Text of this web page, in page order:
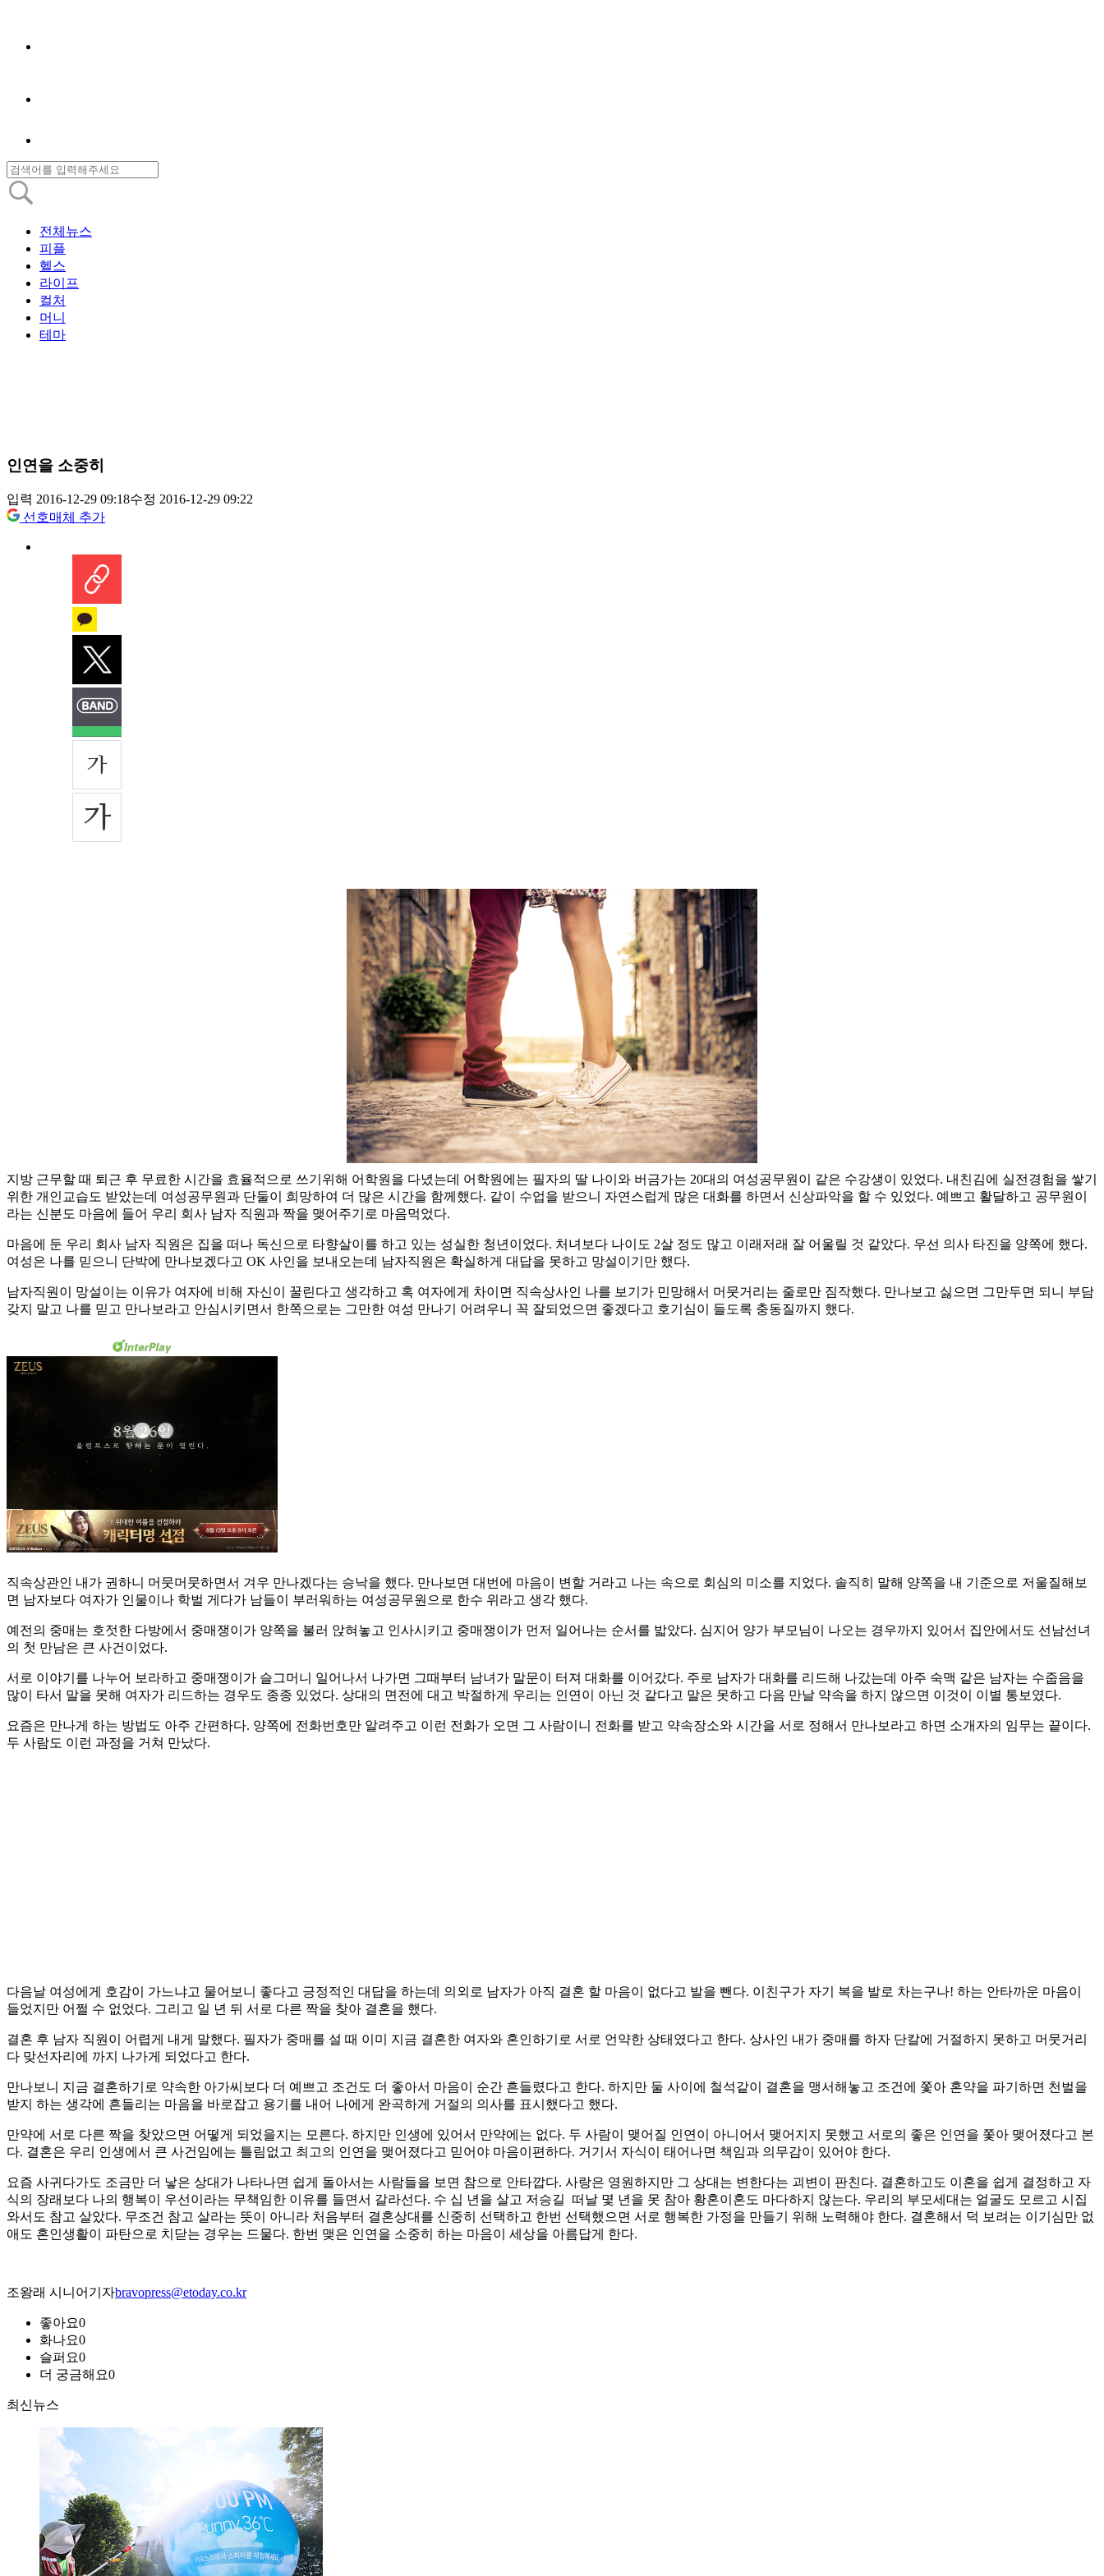
전체뉴스
피플
헬스
라이프
컬처
머니
테마
인연을 소중히
입력 2016-12-29 09:18수정 2016-12-29 09:22
선호매체 추가
지방 근무할 때 퇴근 후 무료한 시간을 효율적으로 쓰기위해 어학원을 다녔는데 어학원에는 필자의 딸 나이와 버금가는 20대의 여성공무원이 같은 수강생이 있었다. 내친김에 실전경험을 쌓기
위한 개인교습도 받았는데 여성공무원과 단둘이 희망하여 더 많은 시간을 함께했다. 같이 수업을 받으니 자연스럽게 많은 대화를 하면서 신상파악을 할 수 있었다. 예쁘고 활달하고 공무원이
라는 신분도 마음에 들어 우리 회사 남자 직원과 짝을 맺어주기로 마음먹었다.
마음에 둔 우리 회사 남자 직원은 집을 떠나 독신으로 타향살이를 하고 있는 성실한 청년이었다. 처녀보다 나이도 2살 정도 많고 이래저래 잘 어울릴 것 같았다. 우선 의사 타진을 양쪽에 했다.
여성은 나를 믿으니 단박에 만나보겠다고 OK 사인을 보내오는데 남자직원은 확실하게 대답을 못하고 망설이기만 했다.
남자직원이 망설이는 이유가 여자에 비해 자신이 꿀린다고 생각하고 혹 여자에게 차이면 직속상사인 나를 보기가 민망해서 머뭇거리는 줄로만 짐작했다. 만나보고 싫으면 그만두면 되니 부담
갖지 말고 나를 믿고 만나보라고 안심시키면서 한쪽으로는 그만한 여성 만나기 어려우니 꼭 잘되었으면 좋겠다고 호기심이 들도록 충동질까지 했다.
직속상관인 내가 권하니 머뭇머뭇하면서 겨우 만나겠다는 승낙을 했다. 만나보면 대번에 마음이 변할 거라고 나는 속으로 회심의 미소를 지었다. 솔직히 말해 양쪽을 내 기준으로 저울질해보
면 남자보다 여자가 인물이나 학벌 게다가 남들이 부러워하는 여성공무원으로 한수 위라고 생각 했다.
예전의 중매는 호젓한 다방에서 중매쟁이가 양쪽을 불러 앉혀놓고 인사시키고 중매쟁이가 먼저 일어나는 순서를 밟았다. 심지어 양가 부모님이 나오는 경우까지 있어서 집안에서도 선남선녀
의 첫 만남은 큰 사건이었다.
서로 이야기를 나누어 보라하고 중매쟁이가 슬그머니 일어나서 나가면 그때부터 남녀가 말문이 터져 대화를 이어갔다. 주로 남자가 대화를 리드해 나갔는데 아주 숙맥 같은 남자는 수줍음을
많이 타서 말을 못해 여자가 리드하는 경우도 종종 있었다. 상대의 면전에 대고 박절하게 우리는 인연이 아닌 것 같다고 말은 못하고 다음 만날 약속을 하지 않으면 이것이 이별 통보였다.
요즘은 만나게 하는 방법도 아주 간편하다. 양쪽에 전화번호만 알려주고 이런 전화가 오면 그 사람이니 전화를 받고 약속장소와 시간을 서로 정해서 만나보라고 하면 소개자의 임무는 끝이다.
두 사람도 이런 과정을 거쳐 만났다.
다음날 여성에게 호감이 가느냐고 물어보니 좋다고 긍정적인 대답을 하는데 의외로 남자가 아직 결혼 할 마음이 없다고 발을 뺀다. 이친구가 자기 복을 발로 차는구나! 하는 안타까운 마음이
들었지만 어쩔 수 없었다. 그리고 일 년 뒤 서로 다른 짝을 찾아 결혼을 했다.
결혼 후 남자 직원이 어렵게 내게 말했다. 필자가 중매를 설 때 이미 지금 결혼한 여자와 혼인하기로 서로 언약한 상태였다고 한다. 상사인 내가 중매를 하자 단칼에 거절하지 못하고 머뭇거리
다 맞선자리에 까지 나가게 되었다고 한다.
만나보니 지금 결혼하기로 약속한 아가씨보다 더 예쁘고 조건도 더 좋아서 마음이 순간 흔들렸다고 한다. 하지만 둘 사이에 철석같이 결혼을 맹서해놓고 조건에 쫓아 혼약을 파기하면 천벌을
받지 하는 생각에 흔들리는 마음을 바로잡고 용기를 내어 나에게 완곡하게 거절의 의사를 표시했다고 했다.
만약에 서로 다른 짝을 찾았으면 어떻게 되었을지는 모른다. 하지만 인생에 있어서 만약에는 없다. 두 사람이 맺어질 인연이 아니어서 맺어지지 못했고 서로의 좋은 인연을 쫓아 맺어졌다고 본
다. 결혼은 우리 인생에서 큰 사건임에는 틀림없고 최고의 인연을 맺어졌다고 믿어야 마음이편하다. 거기서 자식이 태어나면 책임과 의무감이 있어야 한다.
요즘 사귀다가도 조금만 더 낳은 상대가 나타나면 쉽게 돌아서는 사람들을 보면 참으로 안타깝다. 사랑은 영원하지만 그 상대는 변한다는 괴변이 판친다. 결혼하고도 이혼을 쉽게 결정하고 자
식의 장래보다 나의 행복이 우선이라는 무책임한 이유를 들면서 갈라선다. 수 십 년을 살고 저승길 떠날 몇 년을 못 참아 황혼이혼도 마다하지 않는다. 우리의 부모세대는 얼굴도 모르고 시집
와서도 참고 살았다. 무조건 참고 살라는 뜻이 아니라 처음부터 결혼상대를 신중히 선택하고 한번 선택했으면 서로 행복한 가정을 만들기 위해 노력해야 한다. 결혼해서 덕 보려는 이기심만 없
애도 혼인생활이 파탄으로 치닫는 경우는 드물다. 한번 맺은 인연을 소중히 하는 마음이 세상을 아름답게 한다.
조왕래 시니어기자bravopress@etoday.co.kr
좋아요0
화나요0
슬퍼요0
더 궁금해요0
최신뉴스